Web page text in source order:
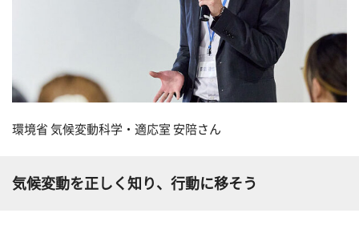
環境省 気候変動科学・適応室 安陪さん
気候変動を正しく知り、行動に移そう